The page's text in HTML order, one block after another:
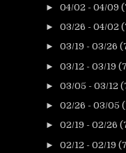
► 04/02 - 04/09
► 03/26 - 04/02
► 03/19 - 03/26
► 03/12 - 03/19
► 03/05 - 03/12
► 02/26 - 03/05
► 02/19 - 02/26
► 02/12 - 02/19